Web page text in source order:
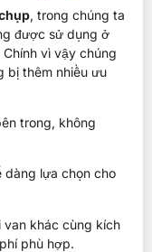
, trong chúng ta
được sử dụng ở
vì vậy chúng
bị thêm nhiều ưu
trong, không
dàng lựa chọn cho
van khác cùng kích
phù hợp.